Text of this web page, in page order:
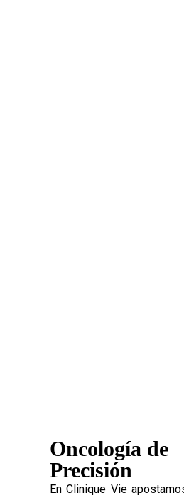
Oncología de
Precisión
En Clinique Vie